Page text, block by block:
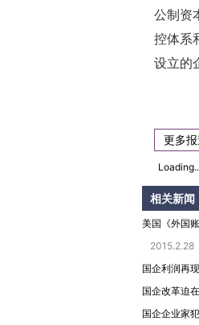
公制资
控体系
设立的
更多
相关新闻
美国《外国
2015.2.28
国企利润再
国企改革迫
国企企业家